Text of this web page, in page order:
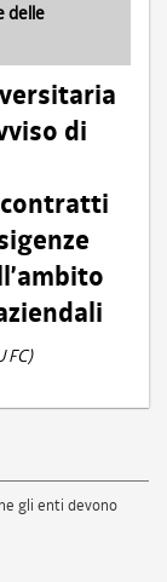
delle
di
FC)
gli enti devono